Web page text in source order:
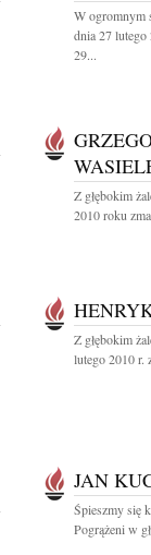
W ogromnym
dnia 27 lutego
29...
Z głębokim
2010 roku
Z głębokim
lutego 2010 r.
JAN
Śpieszmy się
Pogrążeni w